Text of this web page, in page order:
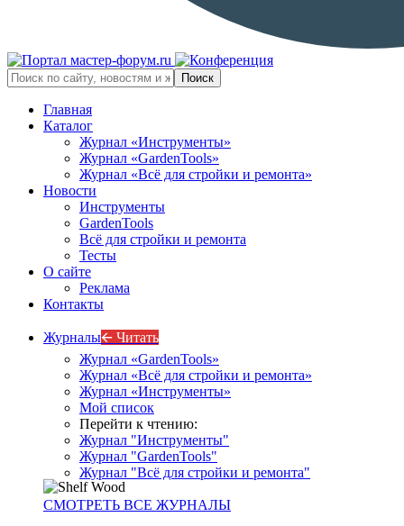
Главная
Каталог
Журнал «Инструменты»
Журнал «GardenTools»
Журнал «Всё для стройки и ремонта»
Новости
Инструменты
GardenTools
Всё для стройки и ремонта
Тесты
О сайте
Реклама
Контакты
Журналы🡨 Читать
Журнал «GardenTools»
Журнал «Всё для стройки и ремонта»
Журнал «Инструменты»
Мой список
Перейти к чтению:
Журнал "Инструменты"
Журнал "GardenTools"
Журнал "Всё для стройки и ремонта"
СМОТРЕТЬ ВСЕ ЖУРНАЛЫ